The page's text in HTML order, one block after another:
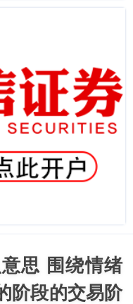
思 围绕情绪
阶段的交易阶